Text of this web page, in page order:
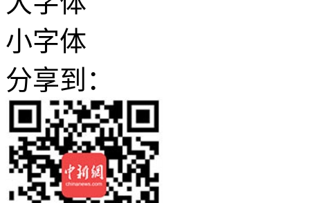
小字体
分享到：